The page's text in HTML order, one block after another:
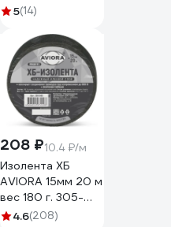
19 мм, 20 м,
основе
полиэстера
ADPT003
5(14)
208 ₽10.4 ₽/м
Изолента ХБ
AVIORA 15мм 20 м
вес 180 г. 305-
0654.6(208)